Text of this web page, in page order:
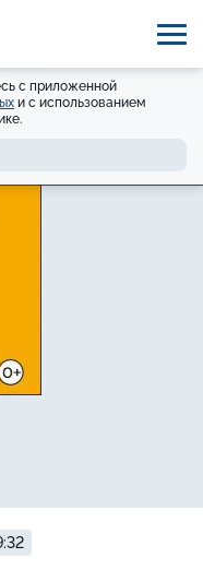
с приложенной
и с использованием